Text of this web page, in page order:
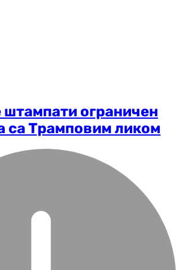
ограничен
са Трамповим ликом